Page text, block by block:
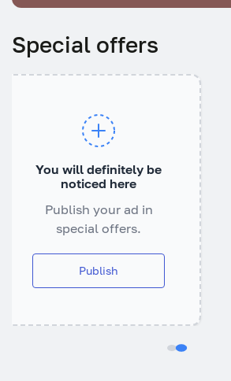
Special offers
You will definitely be
noticed here
Publish your ad in
special offers.
Publish